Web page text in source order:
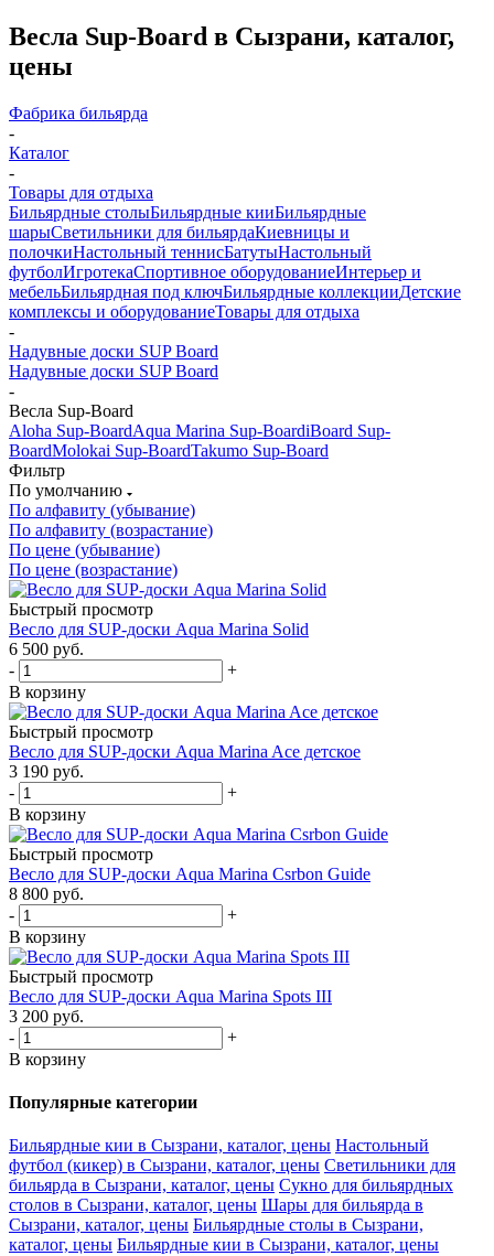
Весла Sup-Board в Сызрани, каталог,
цены
Фабрика бильярда
-
Каталог
-
Товары для отдыха
Бильярдные столыБильярдные кииБильярдные
шарыСветильники для бильярдаКиевницы и
полочкиНастольный теннисБатутыНастольный
футболИгротекаСпортивное оборудованиеИнтерьер и
мебельБильярдная под ключБильярдные коллекцииДетские
комплексы и оборудованиеТовары для отдыха
-
Надувные доски SUP Board
Надувные доски SUP Board
-
Весла Sup-Board
Aloha Sup-BoardAqua Marina Sup-BoardiBoard Sup-
BoardMolokai Sup-BoardTakumo Sup-Board
Фильтр
По умолчанию
По алфавиту (убывание)
По алфавиту (возрастание)
По цене (убывание)
По цене (возрастание)
Быстрый просмотр
Весло для SUP-доски Aqua Marina Solid
6 500 руб.
-
+
В корзину
Быстрый просмотр
Весло для SUP-доски Aqua Marina Ace детское
3 190 руб.
-
+
В корзину
Быстрый просмотр
Весло для SUP-доски Aqua Marina Csrbon Guide
8 800 руб.
-
+
В корзину
Быстрый просмотр
Весло для SUP-доски Aqua Marina Spots III
3 200 руб.
-
+
В корзину
Популярные категории
Бильярдные кии в Сызрани, каталог, цены Настольный
футбол (кикер) в Сызрани, каталог, цены Светильники для
бильярда в Сызрани, каталог, цены Сукно для бильярдных
столов в Сызрани, каталог, цены Шары для бильярда в
Сызрани, каталог, цены Бильярдные столы в Сызрани,
каталог, цены Бильярдные кии в Сызрани, каталог, цены